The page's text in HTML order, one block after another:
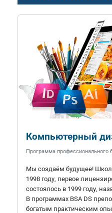
Компьютерный
Программа профессионального
Мы создаём будущее!
1998 году, первое
состоялось в 1999 году,
В программах BSA DS
богатым практическим